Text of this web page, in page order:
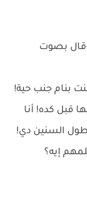
بصوت
بنام جنب حية!
قبل كده! أنا
طول السنين دي!
إيه؟